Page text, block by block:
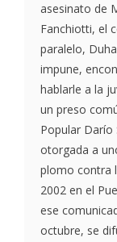
asesinato de
Fanchiotti, el
paralelo,
impune,
hablarle a la
un preso
Popular Darío
otorgada a
plomo contra
2002 en el
ese
octubre, se